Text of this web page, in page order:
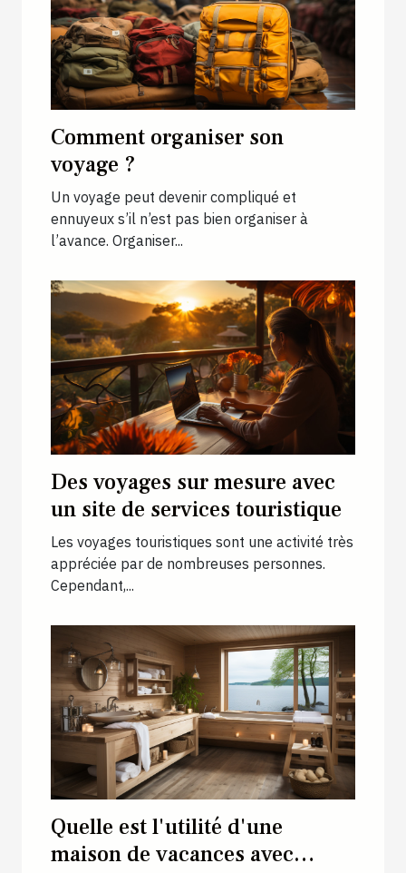
Comment organiser son
voyage ?
Un voyage peut devenir compliqué et
ennuyeux s’il n’est pas bien organiser à
l’avance. Organiser...
Des voyages sur mesure avec
un site de services touristique
Les voyages touristiques sont une activité très
appréciée par de nombreuses personnes.
Cependant,...
Quelle est l'utilité d'une
maison de vacances avec